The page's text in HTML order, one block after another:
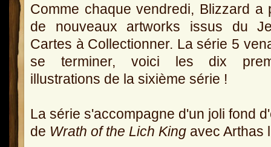
Comme chaque vendredi, Blizzard a
de nouveaux artworks issus du
Cartes à Collectionner. La série 5
se terminer, voici les dix
illustrations de la sixième série !
La série s'accompagne d'un joli fond
de Wrath of the Lich King avec Arthas